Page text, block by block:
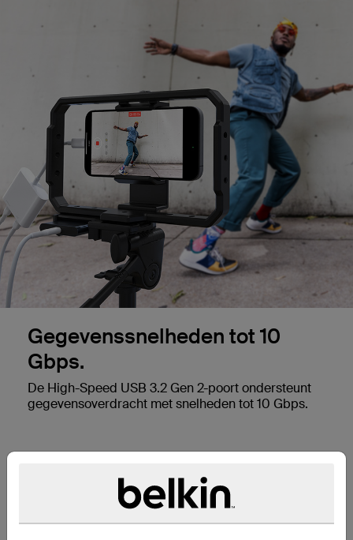
Gegevenssnelheden tot 10
Gbps.
De High-Speed USB 3.2 Gen 2-poort ondersteunt
gegevensoverdracht met snelheden tot 10 Gbps.